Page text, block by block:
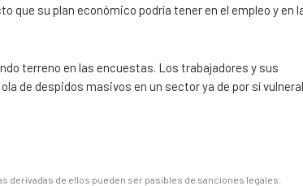
que su plan económico podría tener en el empleo y en
terreno en las encuestas. Los trabajadores y sus
de despidos masivos en un sector ya de por sí
de ellos pueden ser pasibles de sanciones legales.